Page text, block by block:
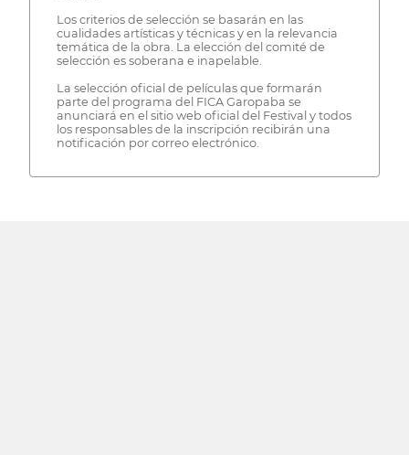
Los criterios de selección se basarán en las
cualidades artísticas y técnicas y en la relevancia
temática de la obra. La elección del comité de
selección es soberana e inapelable.
La selección oficial de películas que formarán
parte del programa del FICA Garopaba se
anunciará en el sitio web oficial del Festival y todos
los responsables de la inscripción recibirán una
notificación por correo electrónico.